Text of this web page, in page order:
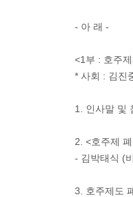
- 아 래 -
<1부 : 호주
* 사회 : 김진
1. 인사말 및
2. <호주제
- 김박태식 (
3. 호주제도